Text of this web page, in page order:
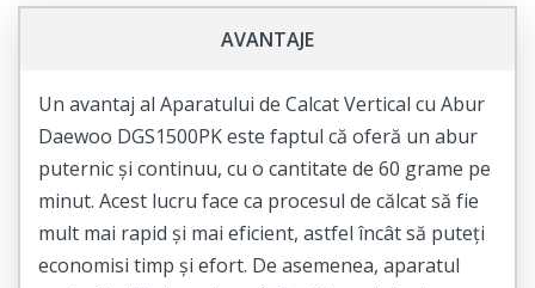
AVANTAJE
Un avantaj al Aparatului de Calcat Vertical cu Abur
Daewoo DGS1500PK este faptul că oferă un abur
puternic și continuu, cu o cantitate de 60 grame pe
minut. Acest lucru face ca procesul de călcat să fie
mult mai rapid și mai eficient, astfel încât să puteți
economisi timp și efort. De asemenea, aparatul